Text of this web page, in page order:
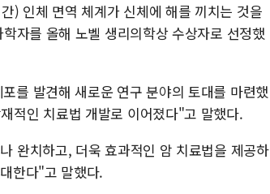
) 인체 면역 체계가 신체에 해를 끼치는 것을
자를 올해 노벨 생리의학상 수상자로 선정했
를 발견해 새로운 연구 분야의 토대를 마련했
적인 치료법 개발로 이어졌다"고 말했다.
완치하고, 더욱 효과적인 암 치료법을 제공하
한다"고 말했다.